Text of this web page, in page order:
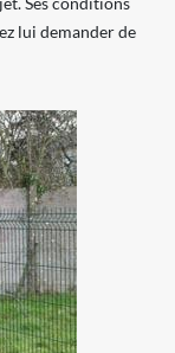
lui demander de